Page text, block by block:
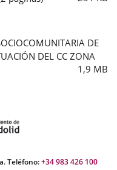
DE
DEL CC ZONA
1,9 MB
Teléfono:+34 983 426 100